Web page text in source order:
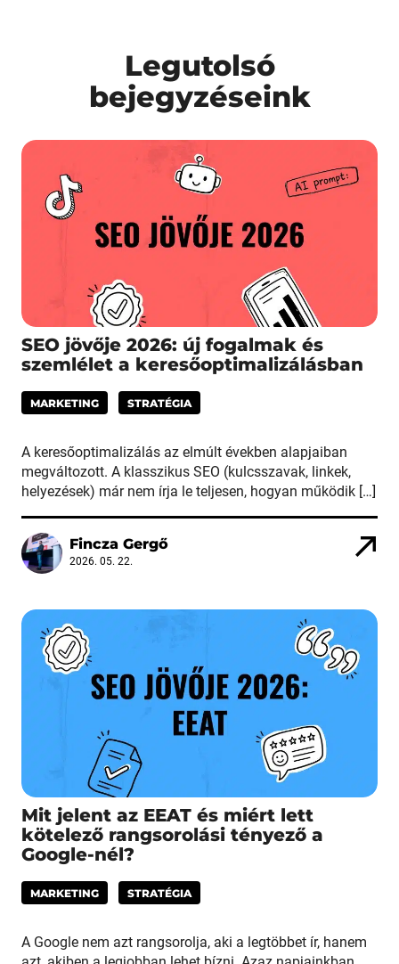
Legutolsó
bejegyzéseink
SEO jövője 2026: új fogalmak és
szemlélet a keresőoptimalizálásban
MARKETING STRATÉGIA
A keresőoptimalizálás az elmúlt években alapjaiban
megváltozott. A klasszikus SEO (kulcsszavak, linkek,
helyezések) már nem írja le teljesen, hogyan működik […]
Fincza Gergő
2026. 05. 22.
Mit jelent az EEAT és miért lett
kötelező rangsorolási tényező a
Google-nél?
MARKETING STRATÉGIA
A Google nem azt rangsorolja, aki a legtöbbet ír, hanem